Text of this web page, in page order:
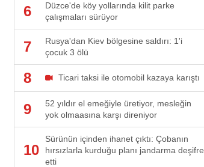
6
Düzce'de köy yollarında kilit parke
çalışmaları sürüyor
7
Rusya'dan Kiev bölgesine saldırı: 1'i
çocuk 3 ölü
8 Ticari taksi ile otomobil kazaya karıştı
9
52 yıldır el emeğiyle üretiyor, mesleğin
yok olmaasına karşı direniyor
10
Sürünün içinden ihanet çıktı: Çobanın
hırsızlarla kurduğu planı jandarma deşifre
etti